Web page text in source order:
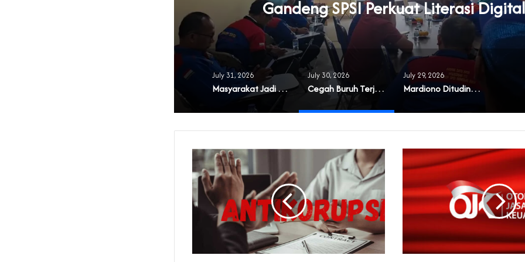
Gandeng SPSI Perkuat Literasi Digital
July 31, 2026
‎Masyarakat Jadi Korban Buruknya Tata Kelola Koperasi Syariah di Banten
July 30, 2026
Cegah Buruh Terjerat Judol dan Pinjol, Polda Banten Gandeng SPSI Perkuat Literasi Digital
July 29, 2026
‎Mardiono Dituding Adu Domba dan Bikin Gaduh Kader PPP di Banten